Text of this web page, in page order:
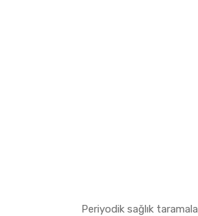
Periyodik sağlık